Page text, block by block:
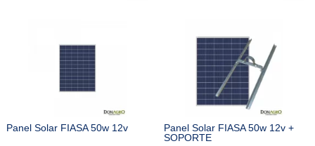
Panel Solar FIASA 50w 12v
Panel Solar FIASA 50w 12v +
SOPORTE